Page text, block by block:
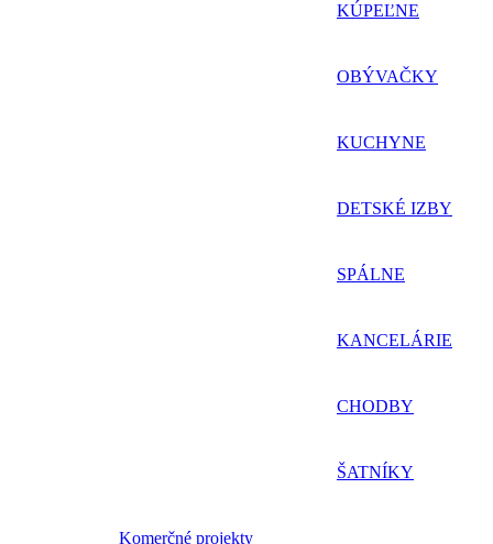
KÚPEĽNE
OBÝVAČKY
KUCHYNE
DETSKÉ IZBY
SPÁLNE
KANCELÁRIE
CHODBY
ŠATNÍKY
Komerčné projekty